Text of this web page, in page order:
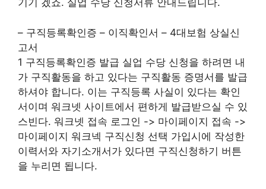
기기 겠죠. 실업 수당 신청서류 안내드립니다.
– 구직등록확인증 – 이직확인서 – 4대보험 상실신
고서
1 구직등록확인증 발급 실업 수당 신청을 하려면 내
가 구직활동을 하고 있다는 구직활동 증명서를 발급
하셔야 합니다. 이는 구직등록 사실이 있다는 확인
서이며 워크넷 사이트에서 편하게 발급받으실 수 있
스빈다. 워크넷 접속 로그인 -> 마이페이지 접속 ->
마이페이지 워크넥 구직신청 선택 가입시에 작성한
이력서와 자기소개서가 있다면 구직신청하기 버튼
을 누리면 됩니다.